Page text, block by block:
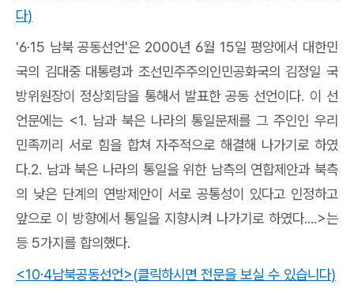
다)
'6·15 남북 공동선언'은 2000년 6월 15일 평양에서 대한민
국의 김대중 대통령과 조선민주주의인민공화국의 김정일 국
방위원장이 정상회담을 통해서 발표한 공동 선언이다. 이 선
언문에는 <1. 남과 북은 나라의 통일문제를 그 주인인 우리
민족끼리 서로 힘을 합쳐 자주적으로 해결해 나가기로 하였
다.2. 남과 북은 나라의 통일을 위한 남측의 연합제안과 북측
의 낮은 단계의 연방제안이 서로 공통성이 있다고 인정하고
앞으로 이 방향에서 통일을 지향시켜 나가기로 하였다....>는
등 5가지를 합의했다.
<10·4남북공동선언>(클릭하시면 전문을 보실 수 있습니다)